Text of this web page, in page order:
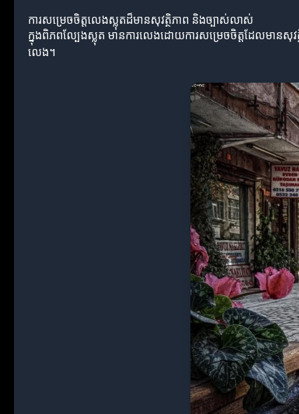
ការសម្រេចចិត្តលេងស្លុតដ៏មានសុវត្ថិភាព និងច្បាស់លាស់
ក្នុងពិភពល្បែងស្លុត មានការលេងដោយការសម្រេចចិត្តដែលមានសុវ
លេង។